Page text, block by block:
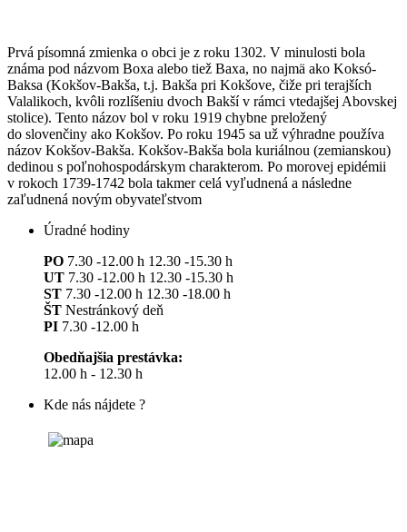
Prvá písomná zmienka o obci je z roku 1302. V minulosti bola
známa pod názvom Boxa alebo tiež Baxa, no najmä ako Koksó-
Baksa (Kokšov-Bakša, t.j. Bakša pri Kokšove, čiže pri terajších
Valalikoch, kvôli rozlíšeniu dvoch Bakší v rámci vtedajšej Abovskej
stolice). Tento názov bol v roku 1919 chybne preložený
do slovenčiny ako Kokšov. Po roku 1945 sa už výhradne používa
názov Kokšov-Bakša. Kokšov-Bakša bola kuriálnou (zemianskou)
dedinou s poľnohospodárskym charakterom. Po morovej epidémii
v rokoch 1739-1742 bola takmer celá vyľudnená a následne
zaľudnená novým obyvateľstvom
Úradné hodiny
PO 7.30 -12.00 h 12.30 -15.30 h
UT 7.30 -12.00 h 12.30 -15.30 h
ST 7.30 -12.00 h 12.30 -18.00 h
ŠT Nestránkový deň
PI 7.30 -12.00 h
Obedňajšia prestávka:
12.00 h - 12.30 h
Kde nás nájdete ?